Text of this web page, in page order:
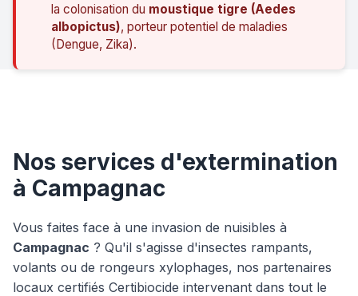
la colonisation du moustique tigre (Aedes
albopictus), porteur potentiel de maladies
(Dengue, Zika).
Nos services d'extermination
à Campagnac
Vous faites face à une invasion de nuisibles à
Campagnac ? Qu'il s'agisse d'insectes rampants,
volants ou de rongeurs xylophages, nos partenaires
locaux certifiés Certibiocide intervenant dans tout le